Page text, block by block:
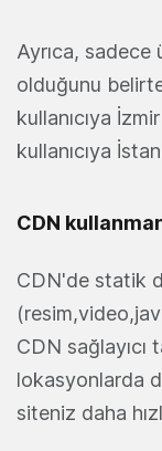
Ayrıca, sadece
olduğunu
kullanıcıya
kullanıcıya
CDN
CDN'de statik
CDN sağlayıcı
lokasyonlarda
siteniz daha